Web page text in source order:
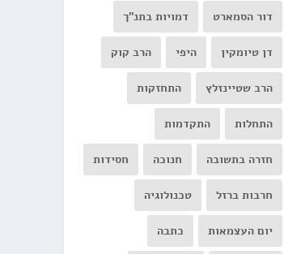
דור הסמארט דמויות בתנ"ך
דן טיומקין היפי הרב קוק
הרב שטיינזלץ התחזקות
התחלות התקדמות
חזרה בתשובה חנוכה חסידות
חרבות ברזל טכנולוגיה
יום העצמאות כתבה